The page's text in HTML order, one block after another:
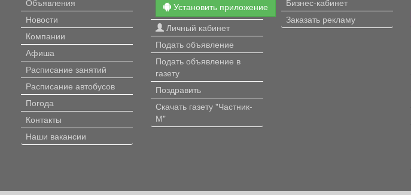
Новости
Компании
Афиша
Расписание занятий
Расписание автобусов
Погода
Контакты
Наши вакансии
Установить приложение
Личный кабинет
Подать объявление
Подать объявление в
газету
Поздравить
Скачать газету "Частник-
М"
Заказать рекламу